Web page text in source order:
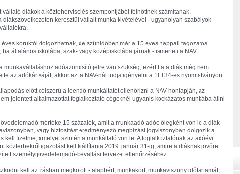
vállaló diákok a közteherviselés szempontjából felnőttnek számítanak,
diákszövetkezeten keresztül vállalt munka kivételével - ugyanolyan szabályok
koruktól dolgozhatnak, de szünidőben már a 15 éves nappali tagozatos
általános iskolába, szak- vagy középiskolába járnak - ismerteti a NAV.
munkavállaláshoz adóazonosító jelre van szükség, ezért ha a diák még nem
az adókártyáját, akkor azt a NAV-nál tudja igényelni a 18T34-es nyomtatványon.
előtt célszerű a leendő munkáltatót ellenőrizni a NAV honlapján, az
jelentett alkalmazottat foglalkoztató cégeknél ugyanis kockázatos munkába állni
mértéke 15 százalék, amit a munkaadó adóelőlegként von le a diák
vagy biztosítást eredményező megbízási jogviszonyban dolgozik a
kell fizetnie, amelyet szintén a munkáltató von le. A foglalkoztatónak az adóévi
közterhekről igazolást kell kiállítania 2019. január 31-ig, amire a diáknak jövőre
személyijövedelemadó-bevallási tervezet ellenőrzéséhez.
kell az írásban megkötött - alapbért, munkakört, munkaviszony időtartamát,